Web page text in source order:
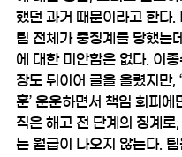
했던 과거 때문이라고 한다.
팀 전체가 중징계를 당했는
에 대한 미안함은 없다. 이
장도 뒤이어 글을 올렸지만,
훈’ 운운하면서 책임 회피에
직은 해고 전 단계의 징계로,
는 월급이 나오지 않는다.